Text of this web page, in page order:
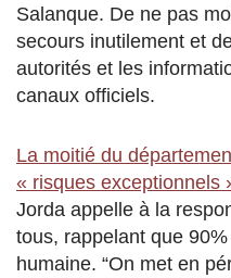
Salanque. De ne pas
secours inutilement et
autorités et les
canaux officiels.
La moitié du
« risques exceptionnels
Jorda appelle à la
tous, rappelant que
humaine. “On met en